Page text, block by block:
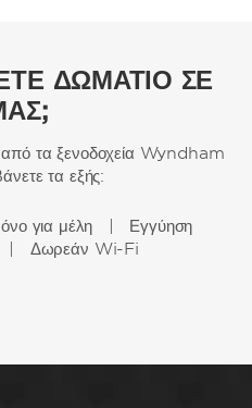
ΔΩΜΑΤΙΟ ΣΕ
τα ξενοδοχεία Wyndham
τα εξής:
μόνο για μέλη | Εγγύηση
| Δωρεάν Wi-Fi